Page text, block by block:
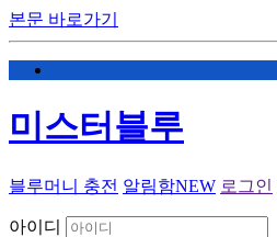
본문 바로가기
미스터블루
블루머니 충전 알림함NEW 로그인
아이디